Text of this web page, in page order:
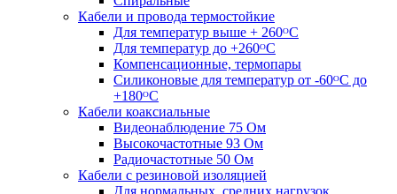
Кабели и провода термостойкие
Для температур выше + 260ᴼС
Для температур до +260ᴼС
Компенсационные, термопары
Силиконовые для температур от -60ᴼC до
+180ᴼС
Кабели коаксиальные
Видеонаблюдение 75 Ом
Высокочастотные 93 Ом
Радиочастотные 50 Ом
Кабели с резиновой изоляцией
Для нормальных, средних нагрузок